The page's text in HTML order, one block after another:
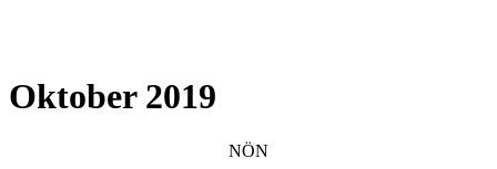
Oktober 2019
NÖN